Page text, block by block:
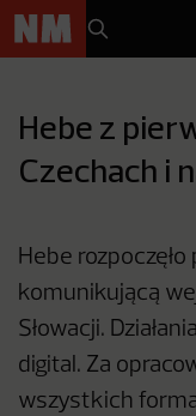
Hebe z
Czechach i
Hebe
komunikującą
Słowacji.
digital. Za
wszystkich